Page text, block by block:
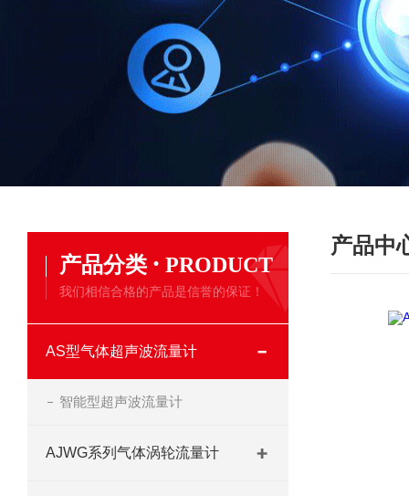
产品分类 · PRODUCT
我们相信合格的产品是信誉的保证！
AS型气体超声波流量计
智能型超声波流量计
AJWG系列气体涡轮流量计
产品中